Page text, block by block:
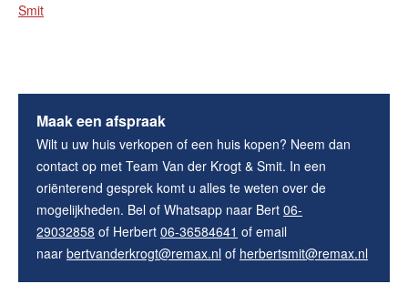
Smit
Maak een afspraak
Wilt u uw huis verkopen of een huis kopen? Neem dan
contact op met Team Van der Krogt & Smit. In een
oriënterend gesprek komt u alles te weten over de
mogelijkheden. Bel of Whatsapp naar Bert 06-
29032858 of Herbert 06-36584641 of email
naar bertvanderkrogt@remax.nl of herbertsmit@remax.nl